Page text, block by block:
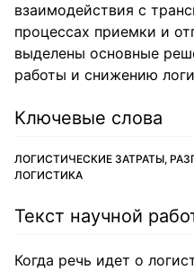
взаимодействия с
процессах приемки и
выделены основные
работы и снижению
Ключевые слова
ЛОГИСТИЧЕСКИЕ ЗАТРАТЫ,
ЛОГИСТИКА
Текст научной
Когда речь идет о